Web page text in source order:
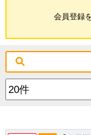
会員登録